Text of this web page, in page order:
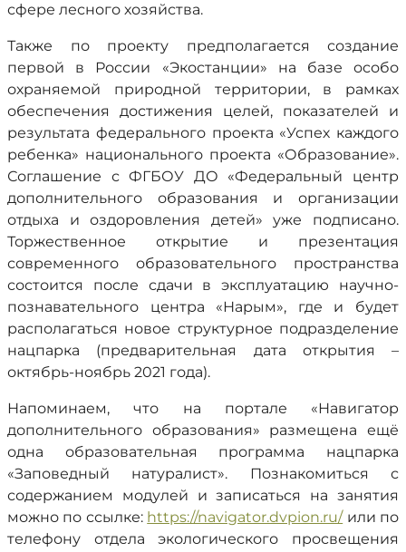
сфере лесного хозяйства.
Также по проекту предполагается создание
первой в России «Экостанции» на базе особо
охраняемой природной территории, в рамках
обеспечения достижения целей, показателей и
результата федерального проекта «Успех каждого
ребенка» национального проекта «Образование».
Соглашение с ФГБОУ ДО «Федеральный центр
дополнительного образования и организации
отдыха и оздоровления детей» уже подписано.
Торжественное открытие и презентация
современного образовательного пространства
состоится после сдачи в эксплуатацию научно-
познавательного центра «Нарым», где и будет
располагаться новое структурное подразделение
нацпарка (предварительная дата открытия –
октябрь-ноябрь 2021 года).
Напоминаем, что на портале «Навигатор
дополнительного образования» размещена ещё
одна образовательная программа нацпарка
«Заповедный натуралист». Познакомиться с
содержанием модулей и записаться на занятия
можно по ссылке: https://navigator.dvpion.ru/или по
телефону отдела экологического просвещения